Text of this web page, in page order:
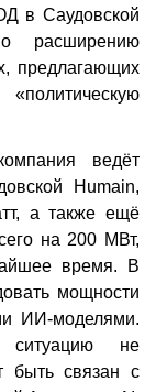
в Саудовской
расширению
предлагающих
ведёт
Humain,
а также ещё
на 200 МВт,
время. В
мощности
ИИ-моделями.
ситуацию не
быть связан с